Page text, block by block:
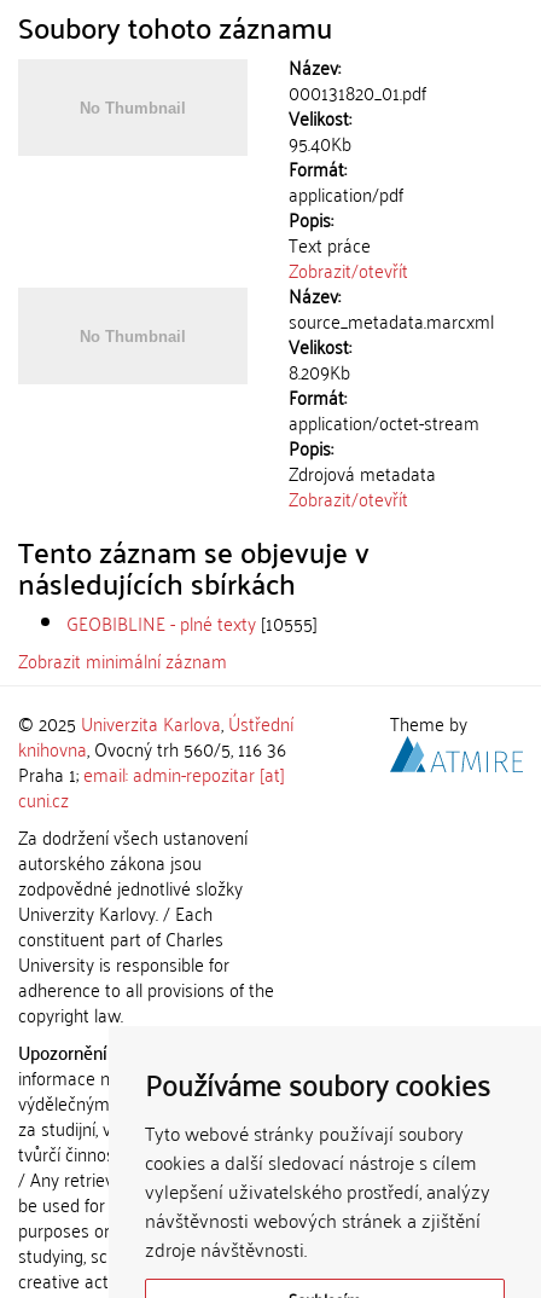
Používáme soubory cookies
Tyto webové stránky používají soubory
cookies a další sledovací nástroje s cílem
vylepšení uživatelského prostředí, analýzy
návštěvnosti webových stránek a zjištění
zdroje návštěvnosti.
Soubory tohoto záznamu
Název:
000131820_01.pdf
Velikost:
95.40Kb
Formát:
application/pdf
Popis:
Text práce
Zobrazit/otevřít
Název:
source_metadata.marcxml
Velikost:
8.209Kb
Formát:
application/octet-stream
Popis:
Zdrojová metadata
Zobrazit/otevřít
Tento záznam se objevuje v
následujících sbírkách
GEOBIBLINE - plné texty[10555]
Zobrazit minimální záznam
© 2025 Univerzita Karlova,Ústřední
knihovna, Ovocný trh 560/5, 116 36
Praha 1;email: admin-repozitar [at]
cuni.cz
Za dodržení všech ustanovení
autorského zákona jsou
zodpovědné jednotlivé složky
Univerzity Karlovy. / Each
constituent part of Charles
University is responsible for
adherence to all provisions of the
copyright law.
Upozornění / Notice:
informace nemohou být použity k
výdělečným účelům nebo vydávány
za studijní, vědeckou nebo jinou
tvůrčí činnost jiné osoby než autora.
/ Any retrieved information shall not
be used for any commercial
purposes or claimed as results of
studying, scientific or any other
creative activities of any person
Theme by